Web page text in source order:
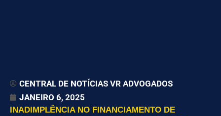
CENTRAL DE NOTÍCIAS VR ADVOGADOS
JANEIRO 6, 2025
INADIMPLÊNCIA NO FINANCIAMENTO DE